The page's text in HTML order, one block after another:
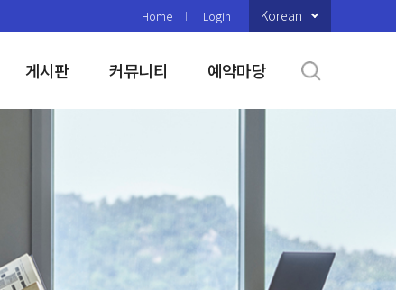
Home Login Korean
게시판 커뮤니티 예약마당